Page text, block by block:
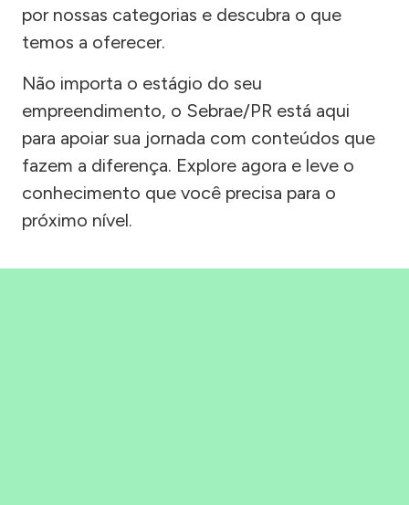
por nossas categorias e descubra o que
temos a oferecer.
Não importa o estágio do seu
empreendimento, o Sebrae/PR está aqui
para apoiar sua jornada com conteúdos que
fazem a diferença. Explore agora e leve o
conhecimento que você precisa para o
próximo nível.